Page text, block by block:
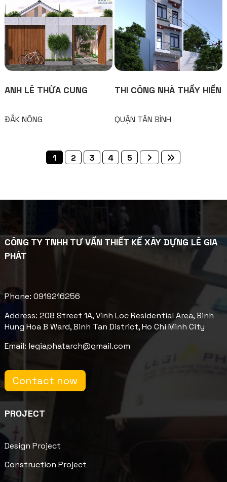
ANH LÊ THỪA CUNG
ĐẮK NÔNG
THI CÔNG NHÀ THẦY HIỀN
QUẬN TÂN BÌNH
1 2 3 4 5
CÔNG TY TNHH TƯ VẤN THIẾT KẾ XÂY DỰNG LÊ GIA
PHÁT
Phone: 0919216256
Address: 208 Street 1A, Vinh Loc Residential Area, Binh
Hung Hoa B Ward, Binh Tan District, Ho Chi Minh City
Email: legiaphatarch@gmail.com
Contact now
PROJECT
Design Project
Construction Project